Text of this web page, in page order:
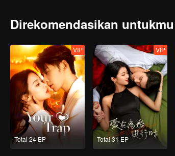
Direkomendasikan untukmu
Total 24 EP
VIP
Total 31 EP
VIP